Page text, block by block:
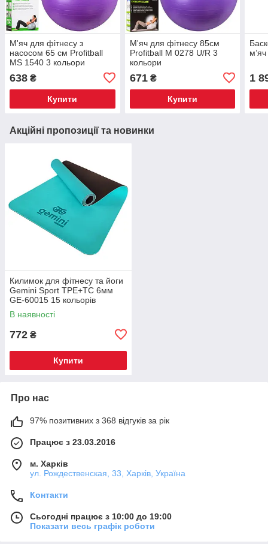
М'яч для фітнесу з
насосом 65 см Profitball
MS 1540 3 кольори
638 ₴
Купити
М'яч для фітнесу 85см
Profitball M 0278 U/R 3
кольори
671₴
Купити
1
Акційні пропозиції та новинки
Килимок для фітнесу та йоги
Gemini Sport TPE+TC 6мм
GE-60015 15 кольорів
В наявності
772 ₴
Купити
Про нас
97% позитивних з 368 відгуків за рік
Працює з 23.03.2016
м. Харків
ул. Рождественская, 33, Харків, Україна
Контакти
Сьогодні працює з 10:00 до 19:00
Показати весь графік роботи